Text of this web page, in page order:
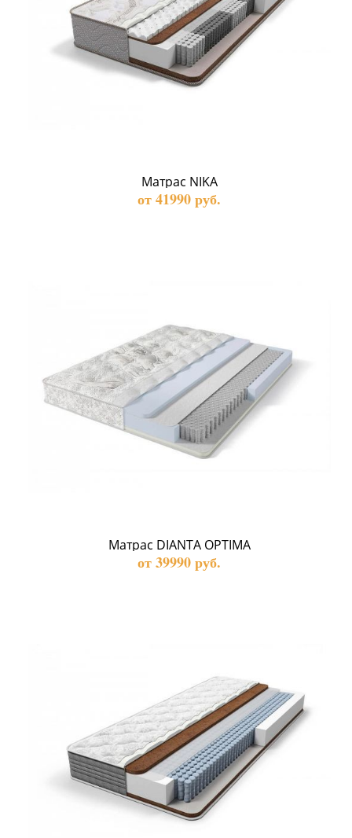
Матрас NIKA
от 41990 руб.
Матрас DIANTA OPTIMA
от 39990 руб.